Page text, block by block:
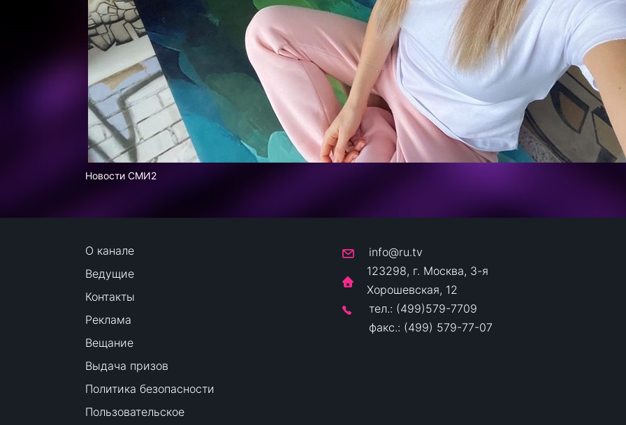
Новости СМИ2
О канале
Ведущие
Контакты
Реклама
Вещание
Выдача призов
Политика безопасности
Пользовательское
info@ru.tv
123298, г. Москва, 3-я
Хорошевская, 12
тел.: (499)579-7709
факс.: (499) 579-77-07